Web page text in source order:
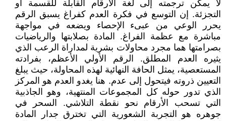
لا يمكن ترجمته إلى لغة الأرقام القابلة للقسمة أو
التجزئة. إن التوسع في فكرة العدم كفراغ يسبق الرقم
يحرر الوعي من عبىء الإحصاء ويضعه في مواجهة
مباشرة مع عظمة الفراغ. المادة بصلابتها والرياضيات
بصرامتها هما مجرد محاولات بشرية لمداراة الرعب الذي
يثيره العدم المطلق. الرقم الأولي الأعظم، بفرادته
المستعصية، يمثل الحافة النهائية لهذه المحاولة، حيث يبلغ
التعيين ذروته فيتحول إلى عدم. هنا يغدو العدم هو المركز
الذي تدور حوله كل المجموعات المنتهية، وهو الجاذبية
التي تسحب الأرقام نحو نقطة التلاشي. السحر في
جوهره هو التجربة الشعورية التي تخترق جدار المادة